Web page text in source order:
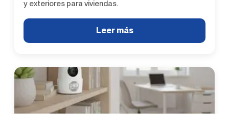
y exteriores para viviendas.
Leer más